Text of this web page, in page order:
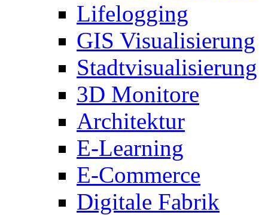
Lifelogging
GIS Visualisierung
Stadtvisualisierung
3D Monitore
Architektur
E-Learning
E-Commerce
Digitale Fabrik